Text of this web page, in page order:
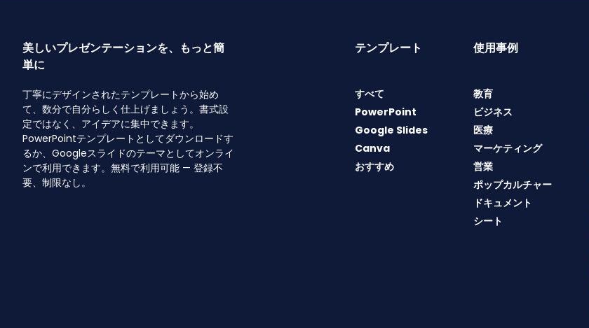
美しいプレゼンテーションを、もっと簡
単に
丁寧にデザインされたテンプレートから始め
て、数分で自分らしく仕上げましょう。書式設
定ではなく、アイデアに集中できます。
PowerPointテンプレートとしてダウンロードす
るか、Googleスライドのテーマとしてオンライ
ンで利用できます。無料で利用可能 — 登録不
要、制限なし。
テンプレート
すべて
PowerPoint
Google Slides
Canva
おすすめ
使用事例
教育
ビジネス
医療
マーケティング
営業
ポップカルチャー
ドキュメント
シート